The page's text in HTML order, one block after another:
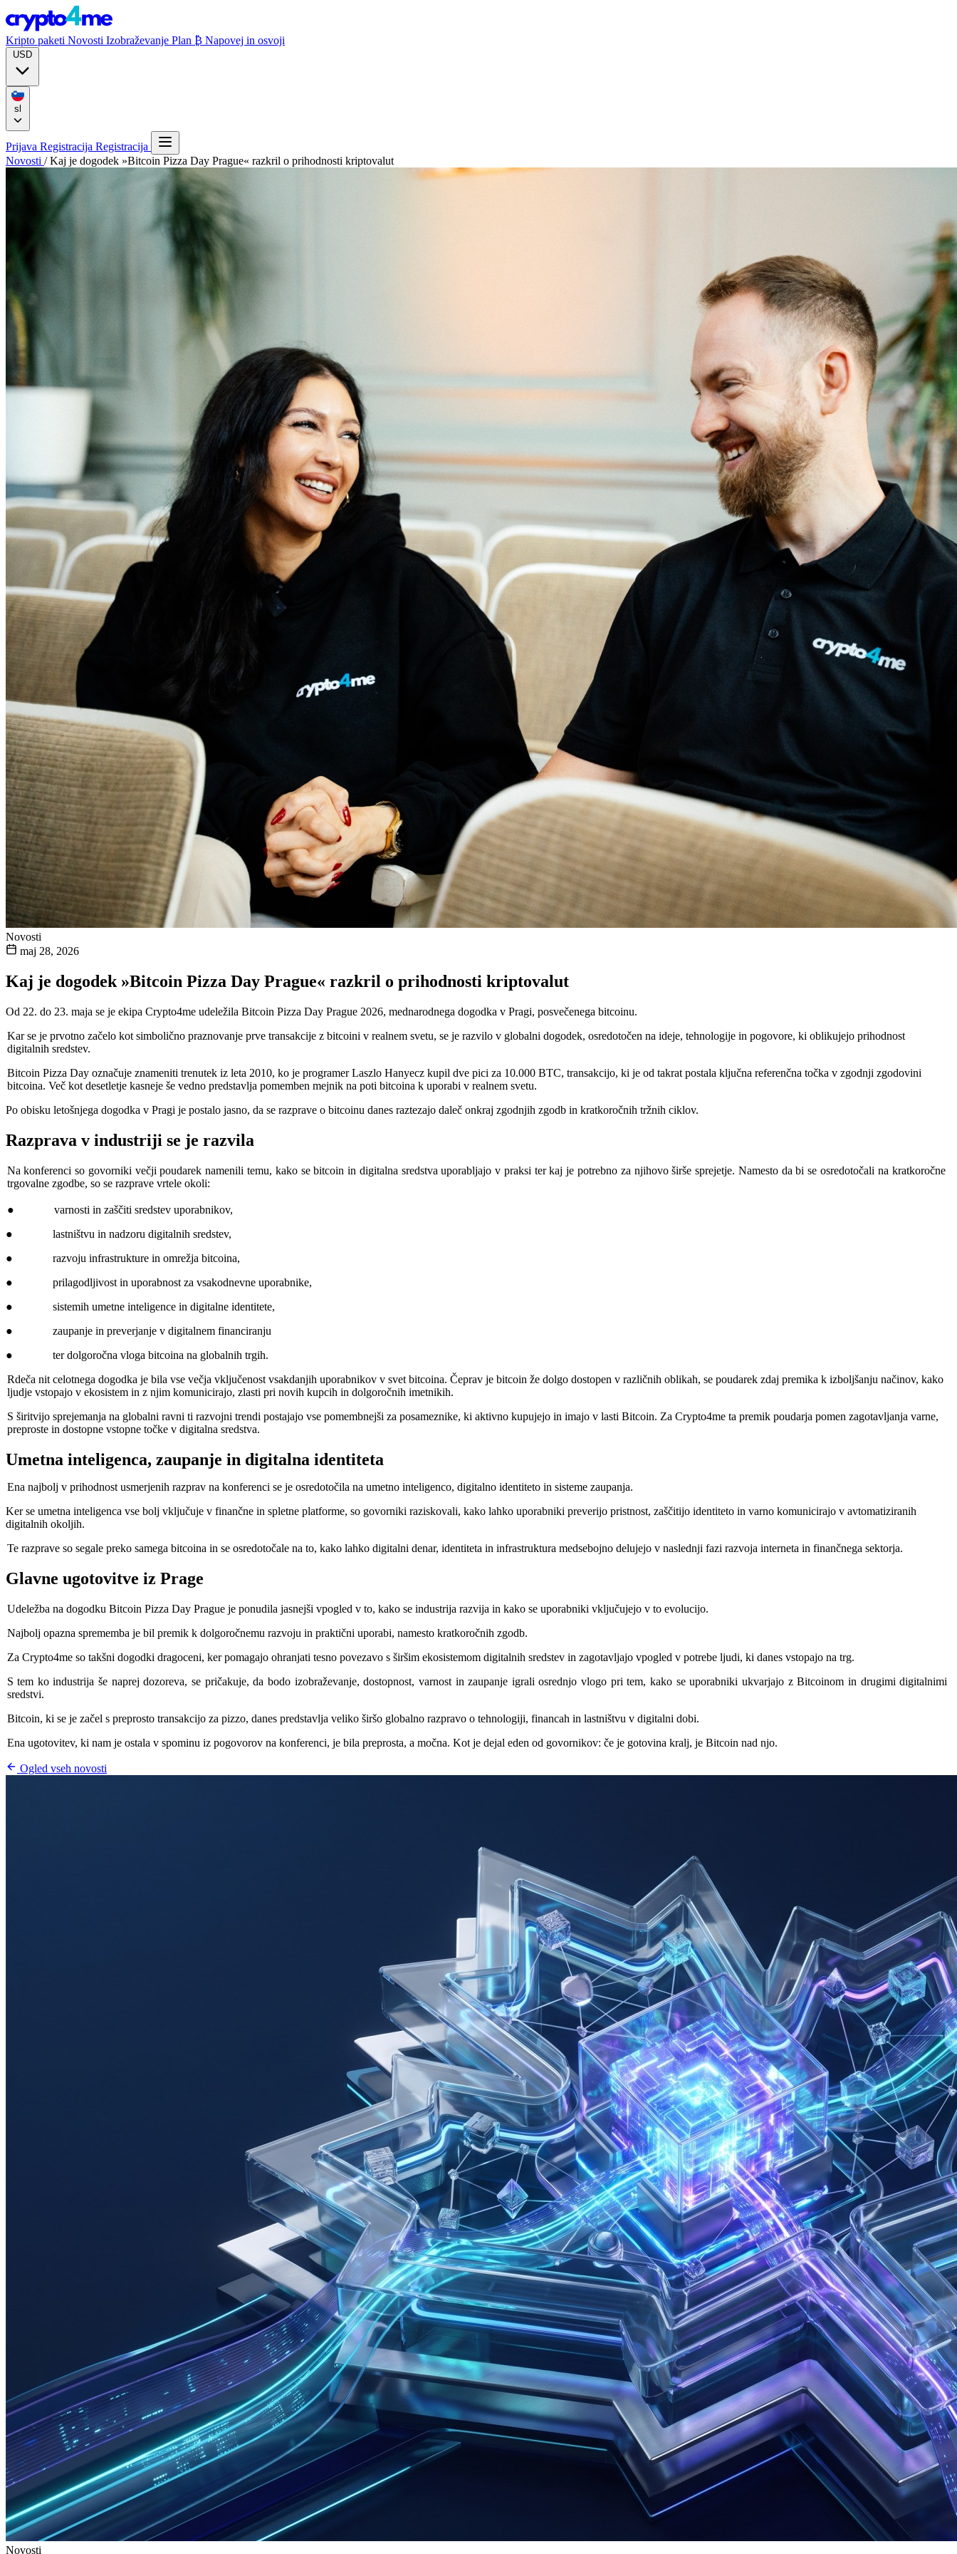
Kripto paketi Novosti Izobraževanje Plan ₿ Napovej in osvoji
Prijava Registracija Registracija
Novosti / Kaj je dogodek »Bitcoin Pizza Day Prague« razkril o prihodnosti kriptovalut
Novosti
maj 28, 2026
Kaj je dogodek »Bitcoin Pizza Day Prague« razkril o prihodnosti kriptovalut
Od 22. do 23. maja se je ekipa Crypto4me udeležila Bitcoin Pizza Day Prague 2026, mednarodnega dogodka v Pragi, posvečenega bitcoinu.
Kar se je prvotno začelo kot simbolično praznovanje prve transakcije z bitcoini v realnem svetu, se je razvilo v globalni dogodek, osredotočen na ideje, tehnologije in pogovore, ki oblikujejo prihodnost
digitalnih sredstev.
Bitcoin Pizza Day označuje znameniti trenutek iz leta 2010, ko je programer Laszlo Hanyecz kupil dve pici za 10.000 BTC, transakcijo, ki je od takrat postala ključna referenčna točka v zgodnji zgodovini
bitcoina. Več kot desetletje kasneje še vedno predstavlja pomemben mejnik na poti bitcoina k uporabi v realnem svetu.
Po obisku letošnjega dogodka v Pragi je postalo jasno, da se razprave o bitcoinu danes raztezajo daleč onkraj zgodnjih zgodb in kratkoročnih tržnih ciklov.
Razprava v industriji se je razvila
Na konferenci so govorniki večji poudarek namenili temu, kako se bitcoin in digitalna sredstva uporabljajo v praksi ter kaj je potrebno za njihovo širše sprejetje. Namesto da bi se osredotočali na kratkoročne
trgovalne zgodbe, so se razprave vrtele okoli:
● varnosti in zaščiti sredstev uporabnikov,
● lastništvu in nadzoru digitalnih sredstev,
● razvoju infrastrukture in omrežja bitcoina,
● prilagodljivost in uporabnost za vsakodnevne uporabnike,
● sistemih umetne inteligence in digitalne identitete,
● zaupanje in preverjanje v digitalnem financiranju
● ter dolgoročna vloga bitcoina na globalnih trgih.
Rdeča nit celotnega dogodka je bila vse večja vključenost vsakdanjih uporabnikov v svet bitcoina. Čeprav je bitcoin že dolgo dostopen v različnih oblikah, se poudarek zdaj premika k izboljšanju načinov, kako
ljudje vstopajo v ekosistem in z njim komunicirajo, zlasti pri novih kupcih in dolgoročnih imetnikih.
S širitvijo sprejemanja na globalni ravni ti razvojni trendi postajajo vse pomembnejši za posameznike, ki aktivno kupujejo in imajo v lasti Bitcoin. Za Crypto4me ta premik poudarja pomen zagotavljanja varne,
preproste in dostopne vstopne točke v digitalna sredstva.
Umetna inteligenca, zaupanje in digitalna identiteta
Ena najbolj v prihodnost usmerjenih razprav na konferenci se je osredotočila na umetno inteligenco, digitalno identiteto in sisteme zaupanja.
Ker se umetna inteligenca vse bolj vključuje v finančne in spletne platforme, so govorniki raziskovali, kako lahko uporabniki preverijo pristnost, zaščitijo identiteto in varno komunicirajo v avtomatiziranih
digitalnih okoljih.
Te razprave so segale preko samega bitcoina in se osredotočale na to, kako lahko digitalni denar, identiteta in infrastruktura medsebojno delujejo v naslednji fazi razvoja interneta in finančnega sektorja.
Glavne ugotovitve iz Prage
Udeležba na dogodku Bitcoin Pizza Day Prague je ponudila jasnejši vpogled v to, kako se industrija razvija in kako se uporabniki vključujejo v to evolucijo.
Najbolj opazna sprememba je bil premik k dolgoročnemu razvoju in praktični uporabi, namesto kratkoročnih zgodb.
Za Crypto4me so takšni dogodki dragoceni, ker pomagajo ohranjati tesno povezavo s širšim ekosistemom digitalnih sredstev in zagotavljajo vpogled v potrebe ljudi, ki danes vstopajo na trg.
S tem ko industrija še naprej dozoreva, se pričakuje, da bodo izobraževanje, dostopnost, varnost in zaupanje igrali osrednjo vlogo pri tem, kako se uporabniki ukvarjajo z Bitcoinom in drugimi digitalnimi
sredstvi.
Bitcoin, ki se je začel s preprosto transakcijo za pizzo, danes predstavlja veliko širšo globalno razpravo o tehnologiji, financah in lastništvu v digitalni dobi.
Ena ugotovitev, ki nam je ostala v spominu iz pogovorov na konferenci, je bila preprosta, a močna. Kot je dejal eden od govornikov: če je gotovina kralj, je Bitcoin nad njo.
Ogled vseh novosti
Novosti